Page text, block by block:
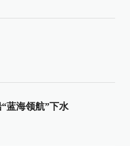
蓝海领航”下水